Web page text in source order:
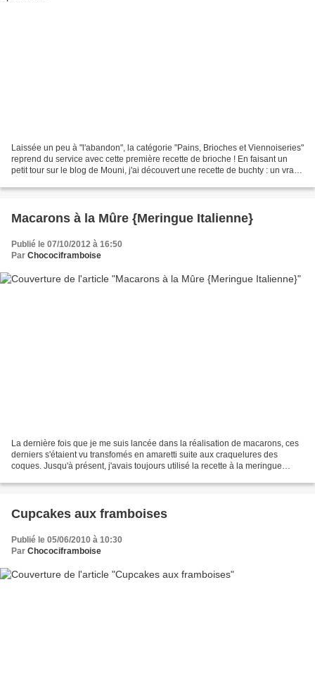
Laissée un peu à "l'abandon", la catégorie "Pains, Brioches et Viennoiseries"
reprend du service avec cette première recette de brioche ! En faisant un
petit tour sur le blog de Mouni, j'ai découvert une recette de buchty : un vrai
Macarons à la Mûre {Meringue Italienne}
Publié le 07/10/2012 à 16:50
Par Chocociframboise
La dernière fois que je me suis lancée dans la réalisation de macarons, ces
derniers s'étaient vu transfomés en amaretti suite aux craquelures des
coques. Jusqu'à présent, j'avais toujours utilisé la recette à la meringue
Cupcakes aux framboises
Publié le 05/06/2010 à 10:30
Par Chocociframboise